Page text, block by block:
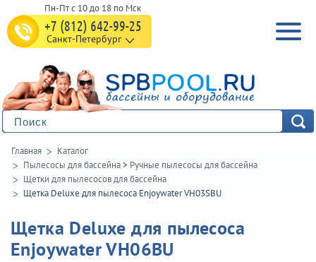
+7 (812) 642-99-25
Санкт-Петербург
Главная
Каталог
Пылесосы для бассейна> Ручные пылесосы для бассейна
Щетки для пылесосов для бассейна
Щетка Deluxe для пылесоса Enjoywater VH03SBU
Щетка Deluxe для пылесоса
Enjoywater VH06BU